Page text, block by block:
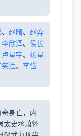
、 赵晴、 赵弈
李欣泽、 侯长
卢星宇、 杨星
笑滢、 李岱
身亡，内
太史丞萧怀